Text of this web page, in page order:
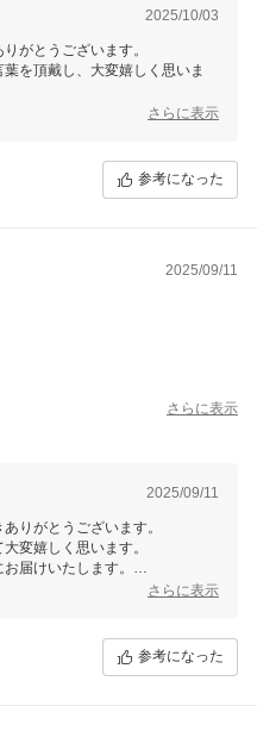
2025/10/03
がとうございます。
を頂戴し、大変嬉しく思いま
商品をお届けできるよう努力して
さらに表示
参考になった
2025/09/11
さらに表示
2025/09/11
りがとうございます。
変嬉しく思います。
届けいたします。
さらに表示
参考になった